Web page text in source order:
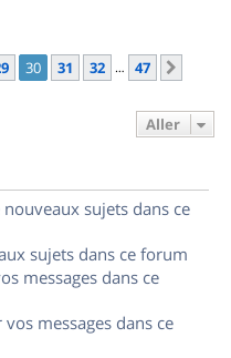
30 31 32 … 47
Aller
sujets dans ce
sujets dans ce forum
messages dans ce
messages dans ce